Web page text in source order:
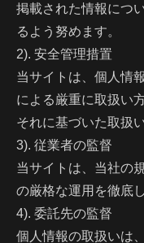
掲載された情報につ
るよう努めます。
2). 安全管理措置
当サイトは、個人情
による厳重に取扱い
それに基づいた取扱
3). 従業者の監督
当サイトは、当社の
の厳格な運用を徹底
4). 委託先の監督
個人情報の取扱いは